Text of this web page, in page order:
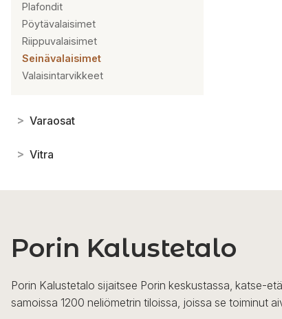
Plafondit
Pöytävalaisimet
Riippuvalaisimet
Seinävalaisimet
Valaisintarvikkeet
> Varaosat
> Vitra
Porin Kalustetalo
Porin Kalustetalo sijaitsee Porin keskustassa, katse-
samoissa 1200 neliömetrin tiloissa, joissa se toiminut